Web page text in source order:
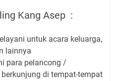
Kang Asep :
untuk acara keluarga,
lainnya
para pelancong /
di tempat-tempat